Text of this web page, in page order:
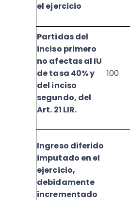
el ejercicio
Partidas del
inciso primero
no afectas al IU
de tasa 40% y
del inciso
segundo, del
Art. 21 LIR.
100
Ingreso diferido
imputado en el
ejercicio,
debidamente
incrementado